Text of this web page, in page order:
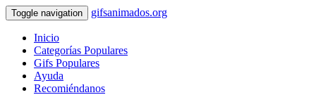
Toggle navigation gifsanimados.org
Inicio
Categorías Populares
Gifs Populares
Ayuda
Recomiéndanos